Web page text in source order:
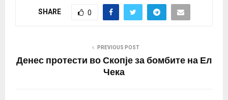
SHARE 0
PREVIOUS POST
Денес протести во Скопје за бомбите на Ел
Чека